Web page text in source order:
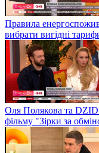
Правила
вибрати вигідні
Оля Полякова та
фільму "Зірки за